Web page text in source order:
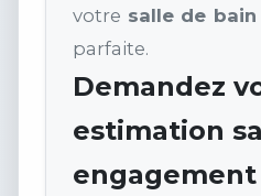
votre salle de
parfaite.
Demandez
estimation
engagement